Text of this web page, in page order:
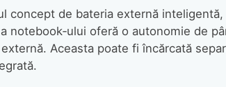
concept de bateria externă
notebook‑ului oferă o autonomie de
Aceasta poate fi încărcată